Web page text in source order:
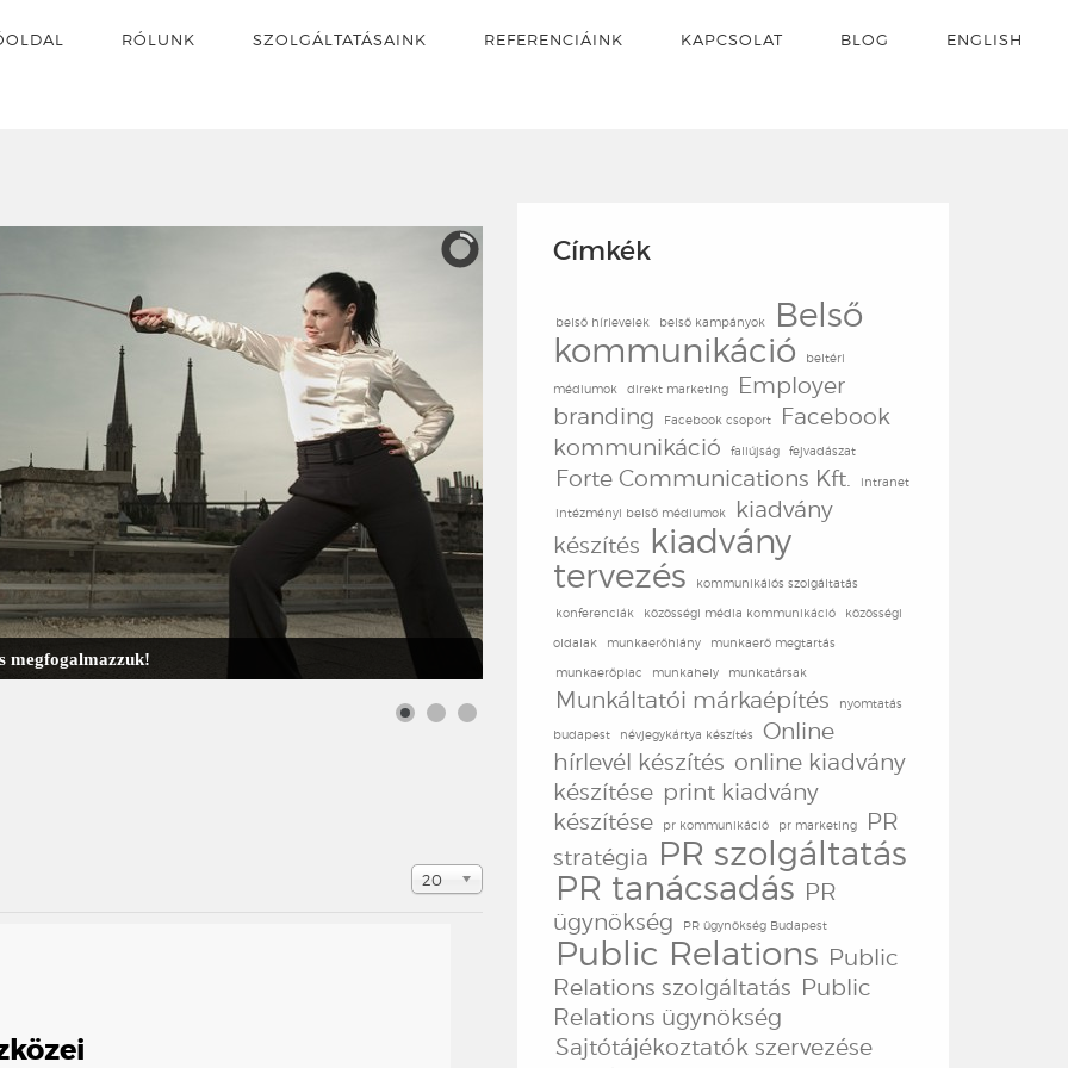
RÓLUNK SZOLGÁLTATÁSAINK REFERENCIÁINK KAPCSOLAT BLOG ENGLISH
megfogalmazzuk!
Tételek #
20
Címkék
belső hírlevelek belső kampányok
Belső
kommunikáció
beltéri
médiumok direkt marketing
Employer
branding
Facebook csoport
Facebook
kommunikáció
faliújság fejvadászat
Forte Communications Kft. intranet
intézményi belső médiumok
kiadvány
készítés kiadvány
tervezés
kommunikáiós szolgáltatás
konferenciák közösségi média kommunikáció közösségi
oldalak munkaerőhiány munkaerő megtartás
munkaerőpiac munkahely munkatársak
Munkáltatói márkaépítés nyomtatás
budapest névjegykártya készítés
Online
hírlevél készítés online kiadvány
készítése print kiadvány
készítése
pr kommunikáció pr marketing
PR
stratégia PR szolgáltatás
PR tanácsadás PR
ügynökség
PR ügynökség Budapest
Public Relations Public
Relations szolgáltatás Public
Relations ügynökség
Sajtótájékoztatók szervezése